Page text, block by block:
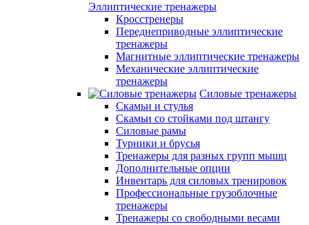
Эллиптические тренажеры
Кросстренеры
Переднеприводные эллиптические
тренажеры
Магнитные эллиптические тренажеры
Механические эллиптические
тренажеры
Силовые тренажеры
Скамьи и стулья
Скамьи со стойками под штангу
Силовые рамы
Турники и брусья
Тренажеры для разных групп мышц
Дополнительные опции
Инвентарь для силовых тренировок
Профессиональные грузоблочные
тренажеры
Тренажеры со свободными весами